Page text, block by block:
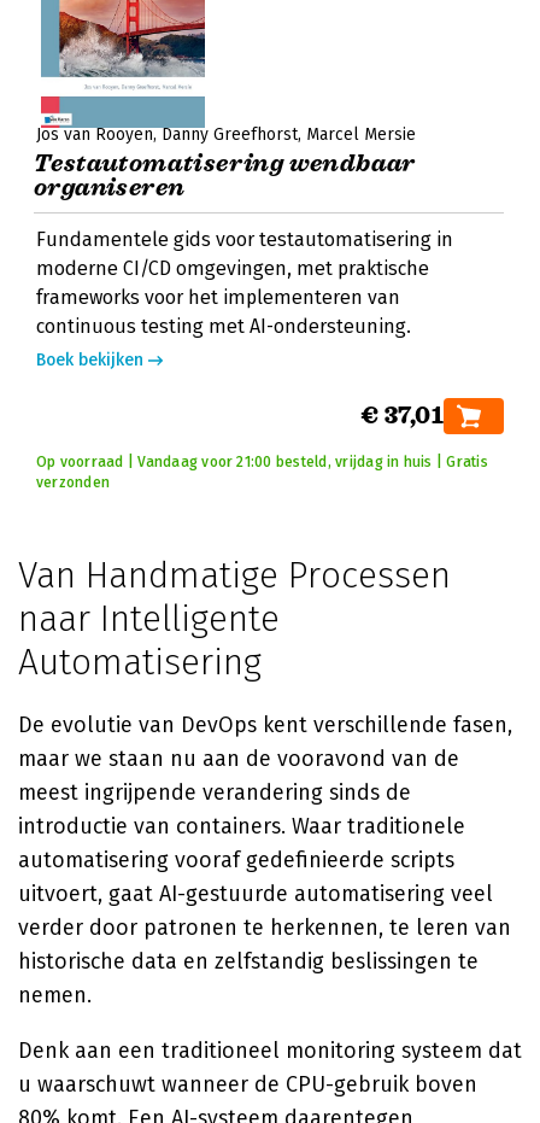
Jos van Rooyen Danny Greefhorst Marcel Mersie
Testautomatisering wendbaar
organiseren
Fundamentele gids voor testautomatisering in
moderne CI/CD omgevingen, met praktische
frameworks voor het implementeren van
continuous testing met AI-ondersteuning.
Boek bekijken
€ 37,01
Op voorraad | Vandaag voor 21:00 besteld, vrijdag in huis | Gratis
verzonden
Van Handmatige Processen
naar Intelligente
Automatisering
De evolutie van DevOps kent verschillende fasen,
maar we staan nu aan de vooravond van de
meest ingrijpende verandering sinds de
introductie van containers. Waar traditionele
automatisering vooraf gedefinieerde scripts
uitvoert, gaat AI-gestuurde automatisering veel
verder door patronen te herkennen, te leren van
historische data en zelfstandig beslissingen te
nemen.
Denk aan een traditioneel monitoring systeem dat
u waarschuwt wanneer de CPU-gebruik boven